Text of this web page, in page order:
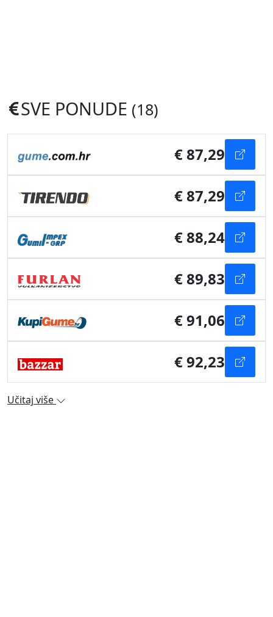
SVE PONUDE (18)
€ 87,29
€ 87,29
€ 88,24
€ 89,83
€ 91,06
€ 92,23
Učitaj više